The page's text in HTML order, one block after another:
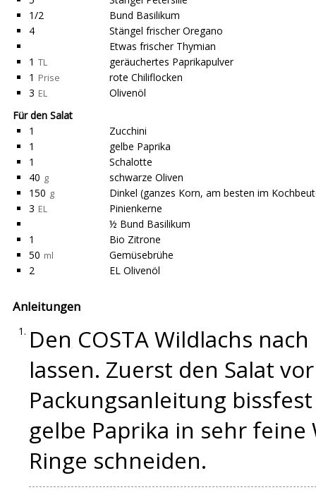
1/2
Bund Basilikum
4
Stängel frischer Oregano
Etwas frischer Thymian
1 TL
geräuchertes Paprikapulver
1 Prise
rote Chiliflocken
3 EL
Olivenöl
Für den Salat
1
Zucchini
1
gelbe Paprika
1
Schalotte
40 g
schwarze Oliven
150 g
Dinkel (ganzes Korn, am besten im
3 EL
Pinienkerne
½ Bund Basilikum
1
Bio Zitrone
50 ml
Gemüsebrühe
2
EL Olivenöl
Anleitungen
Den COSTA Wildlachs
lassen. Zuerst den Salat
Packungsanleitung
gelbe Paprika in sehr
Ringe schneiden.